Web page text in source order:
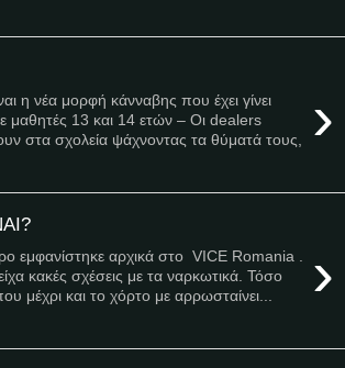
›
η νέα μορφή κάνναβης που έχει γίνει
μαθητές 13 και 14 ετών – Οι dealers
στα σχολεία ψάχνοντας τα θύματά τους,
›
εμφανίστηκε αρχικά στο VICE Romania .
κακές σχέσεις με τα ναρκωτικά. Τόσο
μέχρι και το χόρτο με αρρωσταίνει...